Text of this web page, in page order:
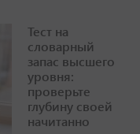
Тест на
словарный
запас высшего
уровня:
проверьте
глубину своей
начитанно